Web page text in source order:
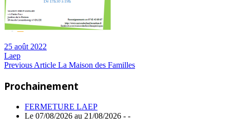
25 août 2022
Laep
Navigation
de
l’article
Previous ArticlePrevious
La Maison des Familles
Prochainement
FERMETURE LAEP
Le 07/08/2026 au 21/08/2026 - -